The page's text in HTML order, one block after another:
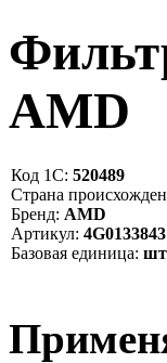
AMD
Код 1С: 520489
Страна
Бренд: AMD
Артикул: 4G0133843
Базовая единица: шт